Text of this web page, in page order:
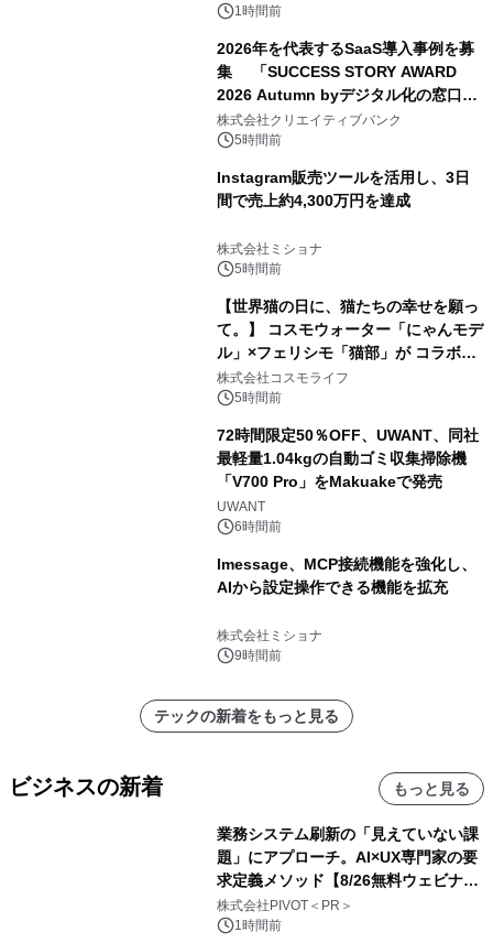
1時間前
2026年を代表するSaaS導入事例を募
集 「SUCCESS STORY AWARD
2026 Autumn byデジタル化の窓口」
開催
株式会社クリエイティブバンク
5時間前
Instagram販売ツールを活用し、3日
間で売上約4,300万円を達成
株式会社ミショナ
5時間前
【世界猫の日に、猫たちの幸せを願っ
て。】 コスモウォーター「にゃんモデ
ル」×フェリシモ「猫部」が コラボキ
ャンペーンを実施
株式会社コスモライフ
5時間前
72時間限定50％OFF、UWANT、同社
最軽量1.04kgの自動ゴミ収集掃除機
「V700 Pro」をMakuakeで発売
UWANT
6時間前
lmessage、MCP接続機能を強化し、
AIから設定操作できる機能を拡充
株式会社ミショナ
9時間前
テックの新着をもっと見る
ビジネスの新着 もっと見る
業務システム刷新の「見えていない課
題」にアプローチ。AI×UX専門家の要
求定義メソッド【8/26無料ウェビナ
ー】株式会社PIVOT
株式会社PIVOT＜PR＞
1時間前